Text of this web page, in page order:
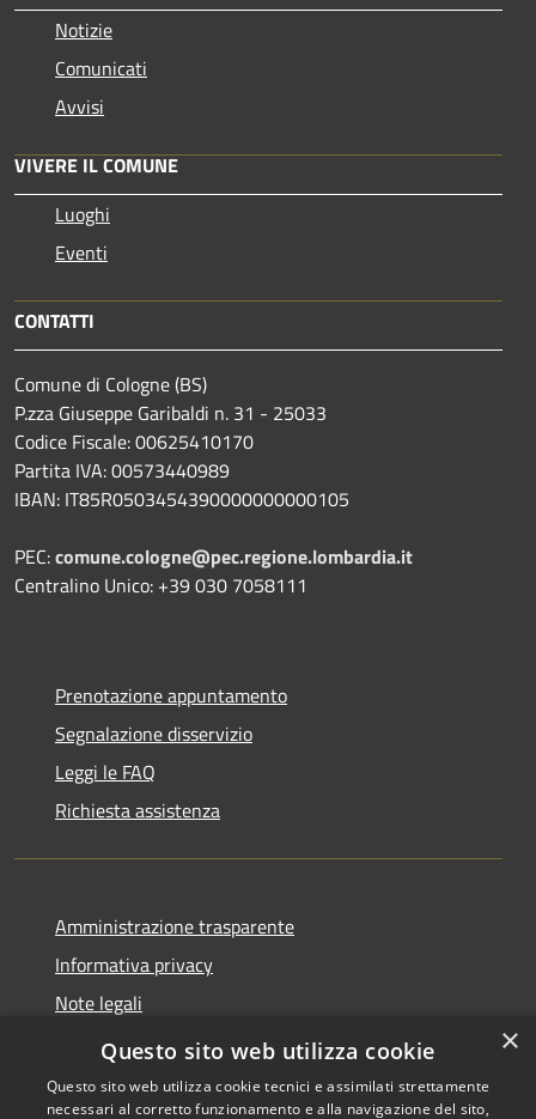
Notizie
Comunicati
Avvisi
VIVERE IL COMUNE
Luoghi
Eventi
CONTATTI
Comune di Cologne (BS)
P.zza Giuseppe Garibaldi n. 31 - 25033
Codice Fiscale: 00625410170
Partita IVA: 00573440989
IBAN: IT85R0503454390000000000105
PEC:comune.cologne@pec.regione.lombardia.it
Centralino Unico: +39 030 7058111
Prenotazione appuntamento
Segnalazione disservizio
Leggi le FAQ
Richiesta assistenza
Amministrazione trasparente
Informativa privacy
Note legali
Dichiarazione di accessibilità
×
Questo sito web utilizza cookie
Questo sito web utilizza cookie tecnici e assimilati strettamente
necessari al corretto funzionamento e alla navigazione del sito,